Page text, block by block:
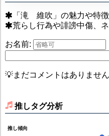
「滝 維吹」の魅力や特
荒らし行為や誹謗中傷、
お名前:
💡まだコメントはありませ
推しタグ分析
推し傾向